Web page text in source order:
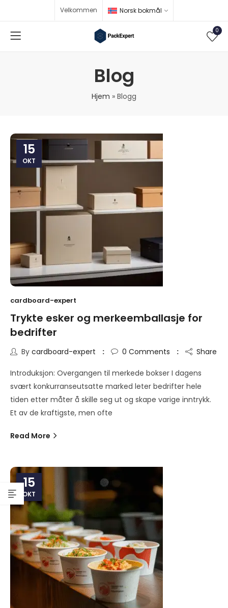
Velkommen Norsk bokmål
0
Blog
Hjem » Blogg
15
OKT
cardboard-expert
Trykte esker og merkeemballasje for
bedrifter
By cardboard-expert 0 Comments Share
Introduksjon: Overgangen til merkede bokser I dagens
svært konkurranseutsatte marked leter bedrifter hele
tiden etter måter å skille seg ut og skape varige inntrykk.
Et av de kraftigste, men ofte
Read More
15
OKT